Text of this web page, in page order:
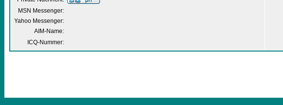
MSN Messenger:
Yahoo Messenger:
AIM-Name:
ICQ-Nummer: